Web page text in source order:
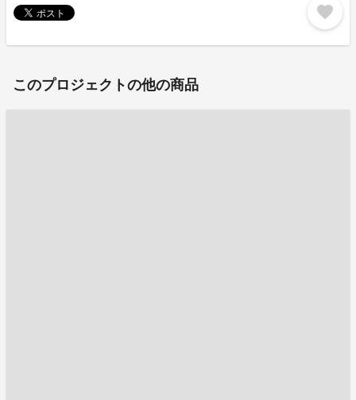
favorite
このプロジェクトの他の商品